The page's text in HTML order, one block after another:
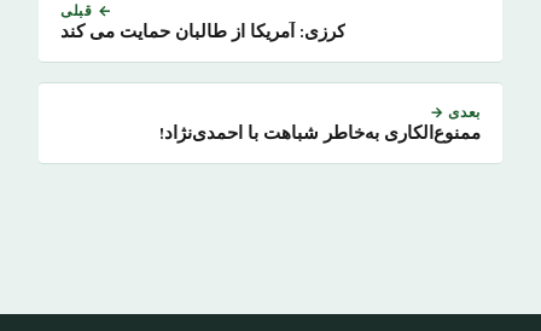
← قبلی
کرزی: آمریکا از طالبان حمایت می کند
بعدی →
ممنوع‌الکاری به‌خاطر شباهت با احمدی‌نژاد!